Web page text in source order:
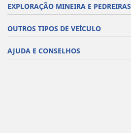
EXPLORAÇÃO MINEIRA E PEDREIRAS
OUTROS TIPOS DE VEÍCULO
AJUDA E CONSELHOS